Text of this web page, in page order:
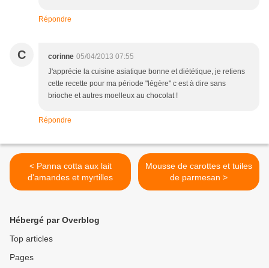
Répondre
C corinne 05/04/2013 07:55
J'apprécie la cuisine asiatique bonne et diététique, je retiens
cette recette pour ma période "légère" c est à dire sans
brioche et autres moelleux au chocolat !
Répondre
< Panna cotta aux lait
d'amandes et myrtilles
Mousse de carottes et tuiles
de parmesan >
Hébergé par Overblog
Top articles
Pages